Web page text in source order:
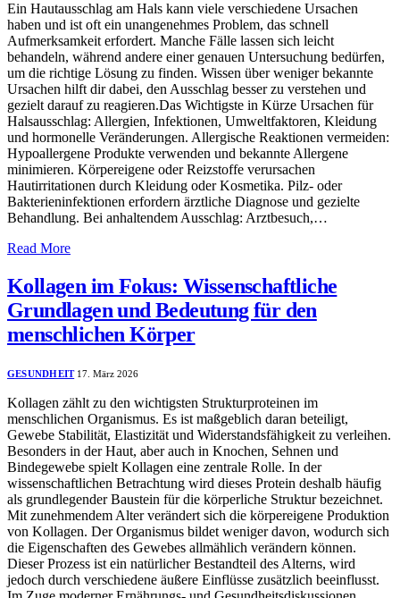
Ein Hautausschlag am Hals kann viele verschiedene Ursachen
haben und ist oft ein unangenehmes Problem, das schnell
Aufmerksamkeit erfordert. Manche Fälle lassen sich leicht
behandeln, während andere einer genauen Untersuchung bedürfen,
um die richtige Lösung zu finden. Wissen über weniger bekannte
Ursachen hilft dir dabei, den Ausschlag besser zu verstehen und
gezielt darauf zu reagieren.Das Wichtigste in Kürze Ursachen für
Halsausschlag: Allergien, Infektionen, Umweltfaktoren, Kleidung
und hormonelle Veränderungen. Allergische Reaktionen vermeiden:
Hypoallergene Produkte verwenden und bekannte Allergene
minimieren. Körpereigene oder Reizstoffe verursachen
Hautirritationen durch Kleidung oder Kosmetika. Pilz- oder
Bakterieninfektionen erfordern ärztliche Diagnose und gezielte
Behandlung. Bei anhaltendem Ausschlag: Arztbesuch,…
Read More
Kollagen im Fokus: Wissenschaftliche
Grundlagen und Bedeutung für den
menschlichen Körper
GESUNDHEIT 17. März 2026
Kollagen zählt zu den wichtigsten Strukturproteinen im
menschlichen Organismus. Es ist maßgeblich daran beteiligt,
Gewebe Stabilität, Elastizität und Widerstandsfähigkeit zu verleihen.
Besonders in der Haut, aber auch in Knochen, Sehnen und
Bindegewebe spielt Kollagen eine zentrale Rolle. In der
wissenschaftlichen Betrachtung wird dieses Protein deshalb häufig
als grundlegender Baustein für die körperliche Struktur bezeichnet.
Mit zunehmendem Alter verändert sich die körpereigene Produktion
von Kollagen. Der Organismus bildet weniger davon, wodurch sich
die Eigenschaften des Gewebes allmählich verändern können.
Dieser Prozess ist ein natürlicher Bestandteil des Alterns, wird
jedoch durch verschiedene äußere Einflüsse zusätzlich beeinflusst.